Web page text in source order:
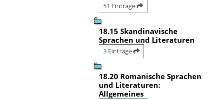
51 Einträge
18.15 Skandinavische
Sprachen und Literaturen
3 Einträge
18.20 Romanische Sprachen
und Literaturen:
Allgemeines